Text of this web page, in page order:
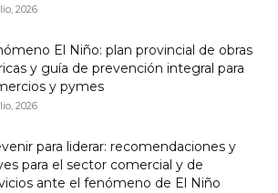
2026
El Niño: plan provincial de obras
y guía de prevención integral para
y pymes
2026
para liderar: recomendaciones y
para el sector comercial y de
ante el fenómeno de El Niño